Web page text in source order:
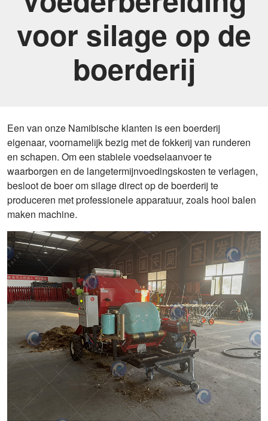
voor silage op de
boerderij
Een van onze Namibische klanten is een boerderij
eigenaar, voornamelijk bezig met de fokkerij van runderen
en schapen. Om een stabiele voedselaanvoer te
waarborgen en de langetermijnvoedingskosten te verlagen,
besloot de boer om silage direct op de boerderij te
produceren met professionele apparatuur, zoals hooi balen
maken machine.